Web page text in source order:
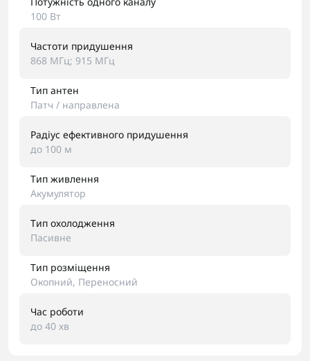
100 Вт
Частоти придушення
868 МГц; 915 МГц
Тип антен
Патч / направлена
Радіус ефективного придушення
до 100 м
Тип живлення
Акумулятор
Тип охолодження
Пасивне
Тип розміщення
Окопний, Переносний
Час роботи
до 40 хв